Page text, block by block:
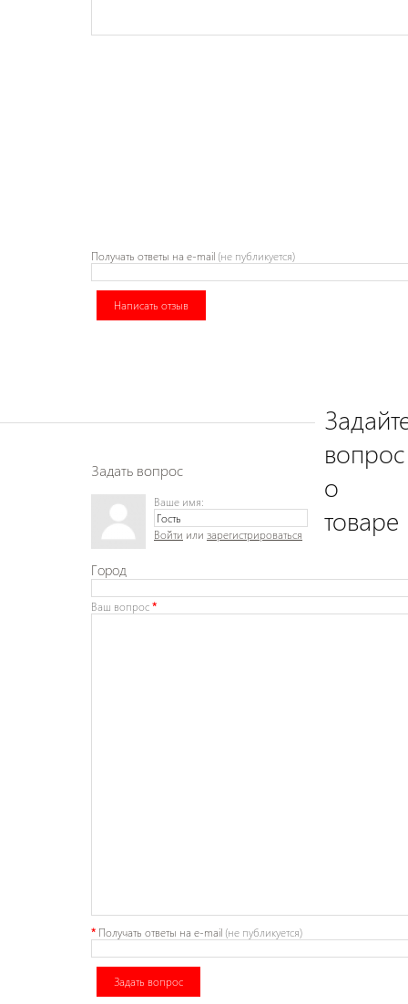
Получать ответы на e-mail (не публикуется)
Написать отзыв
вопрос
о
товаре
Задать вопрос
Ваше имя:
Войти или зарегистрироваться
Город
Ваш вопрос*
* Получать ответы на e-mail (не публикуется)
Задать вопрос